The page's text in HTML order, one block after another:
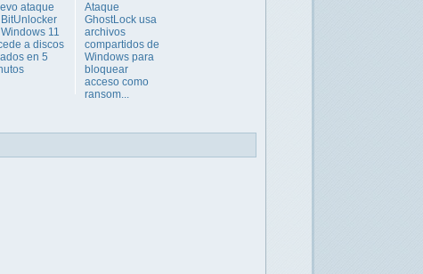
ataque
11
a discos
en 5
Ataque
GhostLock usa
archivos
compartidos de
Windows para
bloquear
acceso como
ransom...